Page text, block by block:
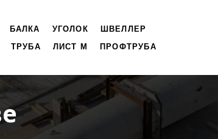
БАЛКА УГОЛОК
ШВЕЛЛЕР
ТРУБА ЛИСТ М ПРОФТРУБА